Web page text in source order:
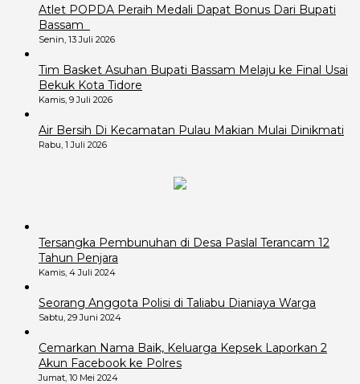
Atlet POPDA Peraih Medali Dapat Bonus Dari Bupati
Bassam
Senin, 13 Juli 2026
Tim Basket Asuhan Bupati Bassam Melaju ke Final Usai
Bekuk Kota Tidore
Kamis, 9 Juli 2026
Air Bersih Di Kecamatan Pulau Makian Mulai Dinikmati
Rabu, 1 Juli 2026
Tersangka Pembunuhan di Desa Paslal Terancam 12
Tahun Penjara
Kamis, 4 Juli 2024
Seorang Anggota Polisi di Taliabu Dianiaya Warga
Sabtu, 29 Juni 2024
Cemarkan Nama Baik, Keluarga Kepsek Laporkan 2
Akun Facebook ke Polres
Jumat, 10 Mei 2024